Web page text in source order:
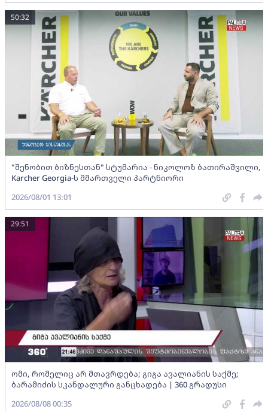
"შენობით ბიზნესთან" სტუმარია - ნიკოლოზ ბათირაშვილი,
Karcher Georgia-ს მმართველი პარტნიორი
50:32
2026/08/01 13:01
ომი, რომელიც არ მთავრდება; გიგა ავალიანის საქმე;
ბარამიძის სკანდალური განცხადება | 360 გრადუსი
29:51
2026/08/08 00:35